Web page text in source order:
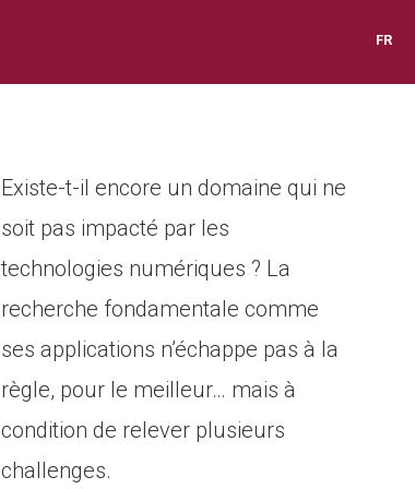
FR
Existe-t-il encore un domaine qui ne
soit pas impacté par les
technologies numériques ? La
recherche fondamentale comme
ses applications n’échappe pas à la
règle, pour le meilleur… mais à
condition de relever plusieurs
challenges.